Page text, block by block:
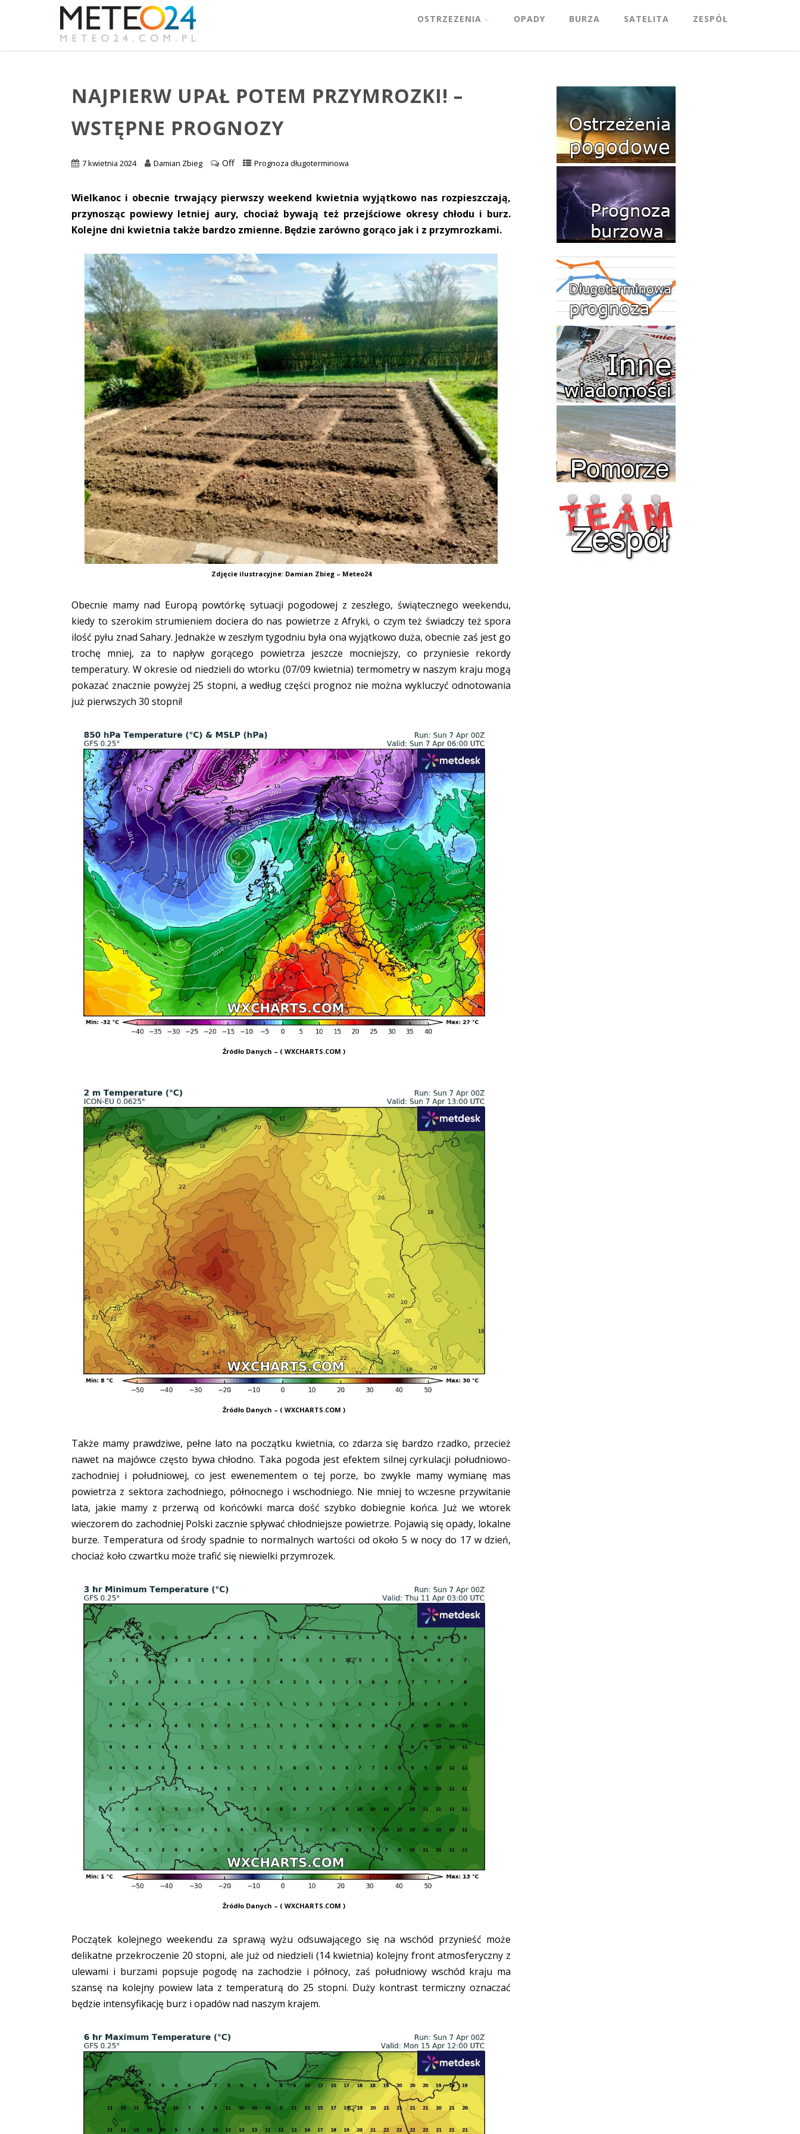
OSTRZEZENIA OPADY BURZA SATELITA ZESPÓŁ
NAJPIERW UPAŁ POTEM PRZYMROZKI! –
WSTĘPNE PROGNOZY
7 kwietnia 2024 Damian Zbieg Off Prognoza długoterminowa
Wielkanoc i obecnie trwający pierwszy weekend kwietnia wyjątkowo nas rozpieszczają,
przynosząc powiewy letniej aury, chociaż bywają też przejściowe okresy chłodu i burz.
Kolejne dni kwietnia także bardzo zmienne. Będzie zarówno gorąco jak i z przymrozkami.
Zdjęcie ilustracyjne: Damian Zbieg – Meteo24
Obecnie mamy nad Europą powtórkę sytuacji pogodowej z zeszłego, świątecznego weekendu,
kiedy to szerokim strumieniem dociera do nas powietrze z Afryki, o czym też świadczy też spora
ilość pyłu znad Sahary. Jednakże w zeszłym tygodniu była ona wyjątkowo duża, obecnie zaś jest go
trochę mniej, za to napływ gorącego powietrza jeszcze mocniejszy, co przyniesie rekordy
temperatury. W okresie od niedzieli do wtorku (07/09 kwietnia) termometry w naszym kraju mogą
pokazać znacznie powyżej 25 stopni, a według części prognoz nie można wykluczyć odnotowania
już pierwszych 30 stopni!
Źródło Danych – ( WXCHARTS.COM )
Źródło Danych – ( WXCHARTS.COM )
Także mamy prawdziwe, pełne lato na początku kwietnia, co zdarza się bardzo rzadko, przecież
nawet na majówce często bywa chłodno. Taka pogoda jest efektem silnej cyrkulacji południowo-
zachodniej i południowej, co jest ewenementem o tej porze, bo zwykle mamy wymianę mas
powietrza z sektora zachodniego, północnego i wschodniego. Nie mniej to wczesne przywitanie
lata, jakie mamy z przerwą od końcówki marca dość szybko dobiegnie końca. Już we wtorek
wieczorem do zachodniej Polski zacznie spływać chłodniejsze powietrze. Pojawią się opady, lokalne
burze. Temperatura od środy spadnie to normalnych wartości od około 5 w nocy do 17 w dzień,
chociaż koło czwartku może trafić się niewielki przymrozek.
Źródło Danych – ( WXCHARTS.COM )
Początek kolejnego weekendu za sprawą wyżu odsuwającego się na wschód przynieść może
delikatne przekroczenie 20 stopni, ale już od niedzieli (14 kwietnia) kolejny front atmosferyczny z
ulewami i burzami popsuje pogodę na zachodzie i północy, zaś południowy wschód kraju ma
szansę na kolejny powiew lata z temperaturą do 25 stopni. Duży kontrast termiczny oznaczać
będzie intensyfikację burz i opadów nad naszym krajem.